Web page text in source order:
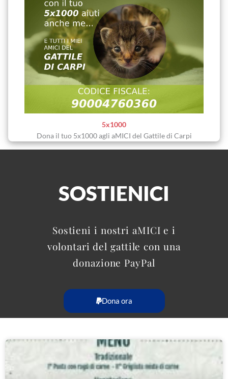
5x1000
Dona il tuo 5x1000 agli aMICI del Gattile di Carpi
SOSTIENICI
Sostieni i nostri aMICI e i
volontari del gattile con una
donazione PayPal
Dona ora